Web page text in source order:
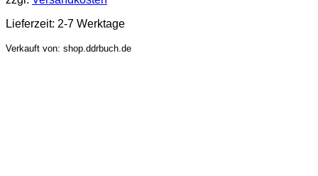
Lieferzeit: 2-7 Werktage
Verkauft von: shop.ddrbuch.de